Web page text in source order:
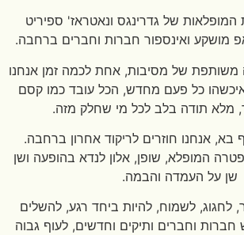
של גדרינגס ונאטראז' ספיריט
מושקע ואינספור חברות וחברים ברחבה.
משותפת של מסיבות, אחת לכמה זמן אנחנו
כל פעם מחדש, הכל עובד כמו קסם
מלא תודה בלב לכל מי שחלק מזה.
בא, אנחנו חוזרים לריקוד אחרון ברחבה.
המופלא, שופן, אלון לנדא בהופעה ושן
שן על העמדה והבמה.
לחגוג, לשמוח, להיות ביחד רגע, להשלים
וחברים ותיקים וחדשים, לעוף גבוה